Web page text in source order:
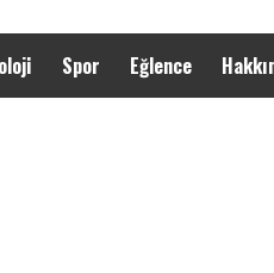
Spor Eğlence